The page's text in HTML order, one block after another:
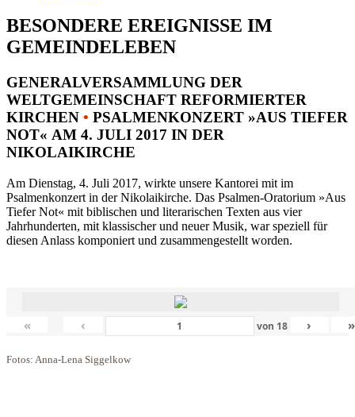
BESONDERE EREIGNISSE IM
GEMEINDELEBEN
GENERALVERSAMMLUNG DER
WELTGEMEINSCHAFT REFORMIERTER
KIRCHEN • PSALMENKONZERT »AUS TIEFER
NOT« AM 4. JULI 2017 IN DER
NIKOLAIKIRCHE
Am Dienstag, 4. Juli 2017, wirkte unsere Kantorei mit im
Psalmenkonzert in der Nikolaikirche. Das Psalmen-Oratorium »Aus
Tiefer Not« mit biblischen und literarischen Texten aus vier
Jahrhunderten, mit klassischer und neuer Musik, war speziell für
diesen Anlass komponiert und zusammengestellt worden.
« ‹ von 18 › »
Fotos: Anna-Lena Siggelkow